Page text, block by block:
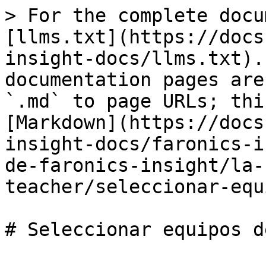
> For the complete
[llms.txt](https://
insight-docs/llms.txt).
documentation pages
`.md` to page URLs;
[Markdown](https://
insight-docs/
de-faronics-insight/
teacher/seleccionar-
# Seleccionar equipos